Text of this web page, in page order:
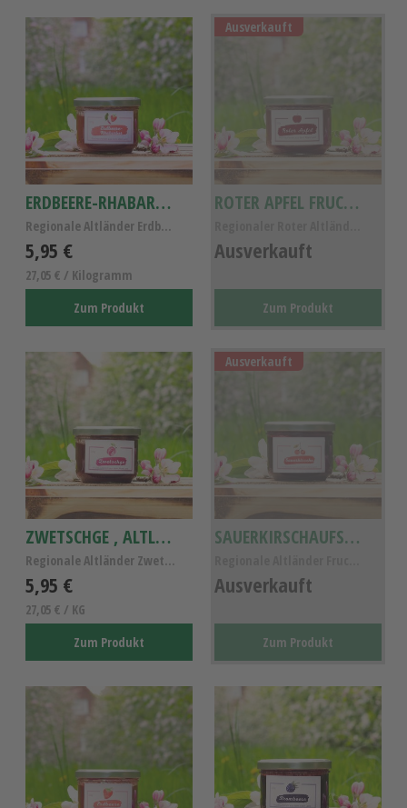
ERDBEERE-RHABARBER FRUCHT-AUFSTRICH
Regionale Altländer Erdbeere-Rhabarber Fruchtaufst...
5,95 €
27,05 € / Kilogramm
Zum Produkt
Ausverkauft
ROTER APFEL FRUCHTAUFSTRICH
Ausverkauft
Zum Produkt
ZWETSCHGE , ALTLÄNDER ZWETSCHGEN FRUCHTAUFSTRICH
Regionale Altländer Zwetschge Fruchtaufstrich- Veg...
5,95 €
27,05 € / KG
Zum Produkt
Ausverkauft
SAUERKIRSCHAUFSTRICH, ALTLÄNDER SAUERKIRSCH FRUCHTAUFSTRICH
Ausverkauft
Zum Produkt